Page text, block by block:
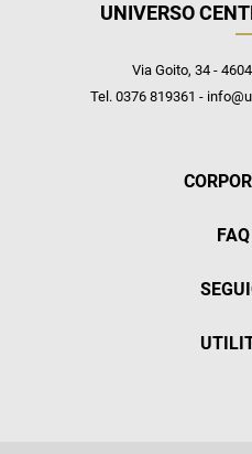
UNIVERSO
Via Goito, 34 -
Tel. 0376 819361 -
Chi
FAQ